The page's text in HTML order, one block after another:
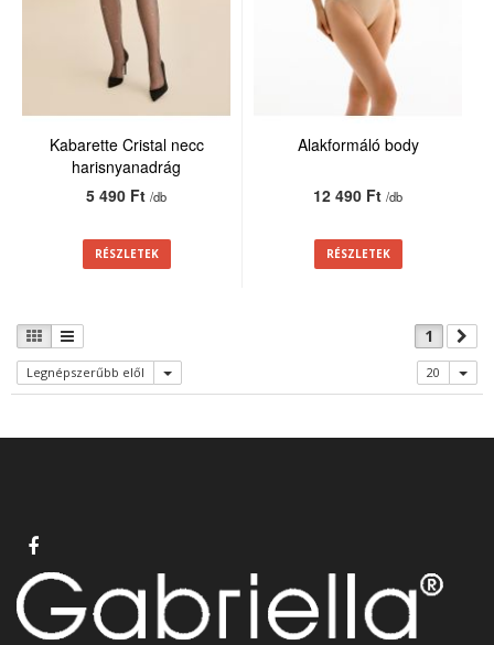
Kabarette Cristal necc
harisnyanadrág
5 490 Ft/db
RÉSZLETEK
Alakformáló body
12 490 Ft/db
RÉSZLETEK
1
Legnépszerűbb elől 20